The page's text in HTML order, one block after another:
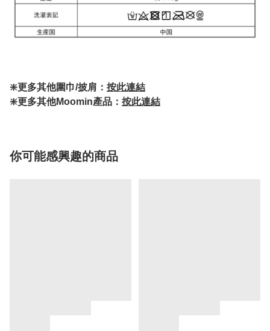
❇️更多其他圍巾/披肩： 按此連結
❇️更多其他Moomin產品： 按此連結
你可能感興趣的商品